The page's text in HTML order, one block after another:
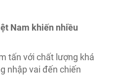
Nam khiến nhiều
tấn với chất lượng khá
nhập vai đến chiến